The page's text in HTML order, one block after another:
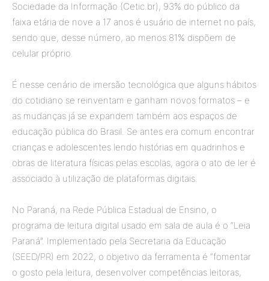
Sociedade da Informação (Cetic.br), 93% do público da
faixa etária de nove a 17 anos é usuário de internet no país,
sendo que, desse número, ao menos 81% dispõem de
celular próprio.
É nesse cenário de imersão tecnológica que alguns hábitos
do cotidiano se reinventam e ganham novos formatos – e
as mudanças já se expandem também aos espaços de
educação pública do Brasil. Se antes era comum encontrar
crianças e adolescentes lendo histórias em quadrinhos e
obras de literatura físicas pelas escolas, agora o ato de ler é
associado à utilização de plataformas digitais.
No Paraná, na Rede Pública Estadual de Ensino, o
programa de leitura digital usado em sala de aula é o “Leia
Paraná”. Implementado pela Secretaria da Educação
(SEED/PR) em 2022, o objetivo da ferramenta é “fomentar
o gosto pela leitura, desenvolver competências leitoras,